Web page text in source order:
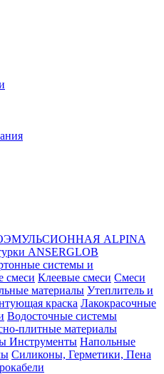
ALPINA
ANSERGLOB
системы и
смеси Клеевые смеси Смеси
материалы Утеплитель и
краска Лакокрасочные
Водосточные системы
плитные материалы
Инструменты Напольные
Силиконы, Герметики, Пена